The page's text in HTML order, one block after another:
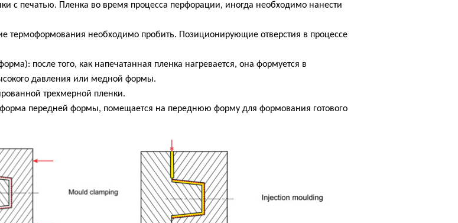
с печатью. Пленка во время процесса перфорации, иногда необходимо нанести
термоформования необходимо пробить. Позиционирующие отверстия в процессе
после того, как напечатанная пленка нагревается, она формуется в
давления или медной формы.
трехмерной пленки.
передней формы, помещается на переднюю форму для формования готового